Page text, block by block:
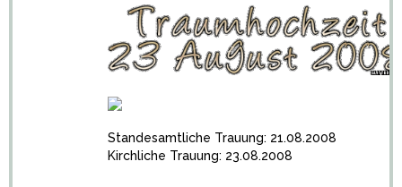
Standesamtliche Trauung: 21.08.2008
Kirchliche Trauung: 23.08.2008